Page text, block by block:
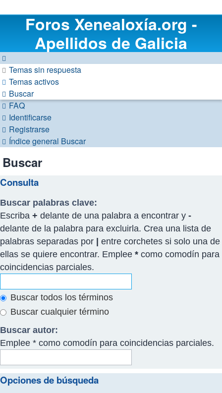
Foros Xenealoxía.org -
Apellidos de Galicia
Temas sin respuesta
Temas activos
Buscar
FAQ
Identificarse
Registrarse
Índice general Buscar
Buscar
Consulta
Buscar palabras clave:
Escriba + delante de una palabra a encontrar y -
delante de la palabra para excluirla. Crea una lista de
palabras separadas por | entre corchetes si solo una de
ellas se quiere encontrar. Emplee * como comodín para
coincidencias parciales.
Buscar todos los términos
Buscar cualquier término
Buscar autor:
Emplee * como comodín para coincidencias parciales.
Opciones de búsqueda